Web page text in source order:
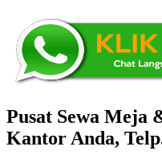
Pusat Sewa Meja
Kantor Anda,